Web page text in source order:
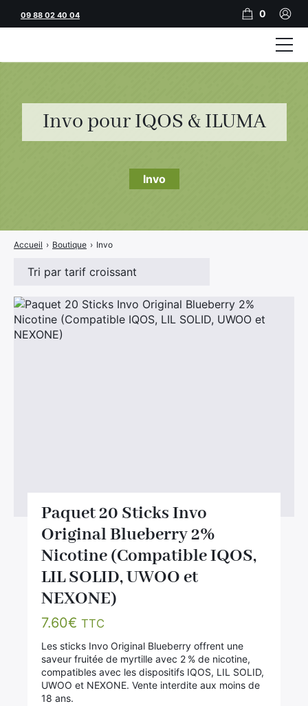
Invo pour IQOS & ILUMA
Invo
Accueil › Boutique › Invo
Paquet 20 Sticks Invo
Original Blueberry 2%
Nicotine (Compatible IQOS,
LIL SOLID, UWOO et
NEXONE)
7.60€ TTC
Les sticks Invo Original Blueberry offrent une
saveur fruitée de myrtille avec 2 % de nicotine,
compatibles avec les dispositifs IQOS, LIL SOLID,
UWOO et NEXONE. Vente interdite aux moins de
18 ans.
09 88 02 40 04 0
Tubes
JNR
Adalya
Booster E-Liquide
Divers
Salé
Sucré
Nouveautés